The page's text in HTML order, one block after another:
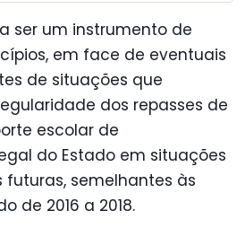
ser um instrumento de
em face de eventuais
de situações que
dos repasses de
escolar de
do Estado em situações
semelhantes às
de 2016 a 2018.